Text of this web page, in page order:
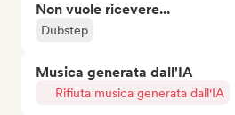
Non vuole ricevere...
Dubstep
Musica generata dall'IA
Rifiuta musica generata dall'IA